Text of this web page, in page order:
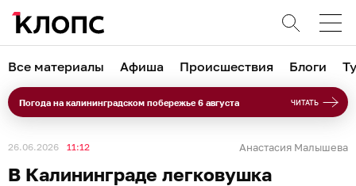
Все материалы Афиша Происшествия Блоги
Погода на калининградском побережье 6 августа ЧИТАТЬ
26.06.2026 11:12 Анастасия Малышева
В Калининграде легковушка